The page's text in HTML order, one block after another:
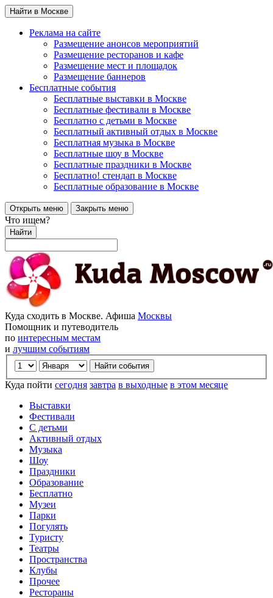
Найти в Москве
Реклама на сайте
Размещение анонсов мероприятий
Размещение ресторанов и кафе
Размещение мест и площадок
Размещение баннеров
Бесплатные события
Бесплатные выставки в Москве
Бесплатные фестивали в Москве
Бесплатно с детьми в Москве
Бесплатный активный отдых в Москве
Бесплатная музыка в Москве
Бесплатные шоу в Москве
Бесплатные праздники в Москве
Бесплатно! стендап в Москве
Бесплатные образование в Москве
Открыть меню Закрыть меню
Что ищем?
Найти
Куда сходить в Москве. Афиша Москвы
Помощник и путеводитель
по интересным местам
и лучшим событиям
Куда пойти сегодня завтра в выходные в этом месяце
Выставки
Фестивали
С детьми
Активный отдых
Музыка
Шоу
Праздники
Образование
Бесплатно
Музеи
Парки
Погулять
Туристу
Театры
Пространства
Клубы
Прочее
Рестораны